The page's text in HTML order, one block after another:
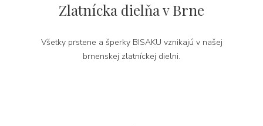
Zlatnícka dielňa v Brne
Všetky prstene a šperky BISAKU vznikajú v našej
brnenskej zlatníckej dielni.